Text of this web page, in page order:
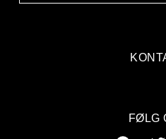
FØLG